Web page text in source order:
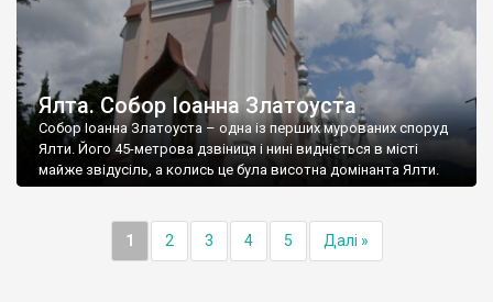
Ялта. Собор Іоанна Златоуста
Собор Іоанна Златоуста – одна із перших мурованих споруд
Ялти. Його 45-метрова дзвіниця і нині видніється в місті
майже звідусіль, а колись це була висотна домінанта Ялти.
1 2 3 4 5 Далі »